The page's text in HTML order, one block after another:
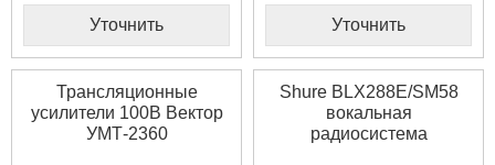
Уточнить Уточнить
Трансляционные
усилители 100В Вектор
УМТ-2360
Shure BLX288E/SM58
вокальная
радиосистема